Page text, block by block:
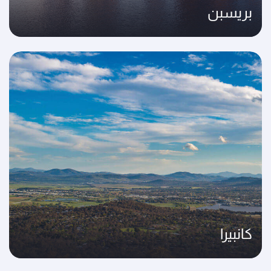
بريسبن
كانبيرا